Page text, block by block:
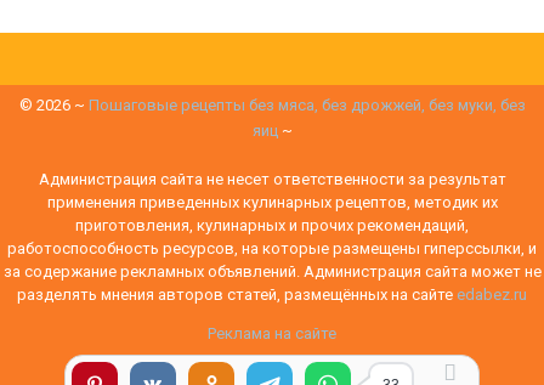
© 2026~ Пошаговые рецепты без мяса, без дрожжей, без муки, без
яиц~
Администрация сайта не несет ответственности за результат
применения приведенных кулинарных рецептов, методик их
приготовления, кулинарных и прочих рекомендаций,
работоспособность ресурсов, на которые размещены гиперссылки, и
за содержание рекламных объявлений. Администрация сайта может не
разделять мнения авторов статей, размещённых на сайте edabez.ru
Реклама на сайте
Политика конфиденциальности